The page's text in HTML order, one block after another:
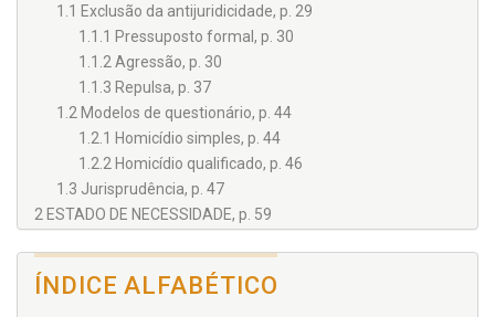
1.1 Exclusão da antijuridicidade, p. 29
1.1.1 Pressuposto formal, p. 30
1.1.2 Agressão, p. 30
1.1.3 Repulsa, p. 37
1.2 Modelos de questionário, p. 44
1.2.1 Homicídio simples, p. 44
1.2.2 Homicídio qualificado, p. 46
1.3 Jurisprudência, p. 47
2 ESTADO DE NECESSIDADE, p. 59
2.2.1 Perigo atual, p. 61
ÍNDICE ALFABÉTICO